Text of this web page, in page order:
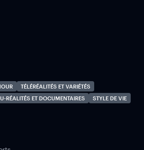
TÉLÉRÉALITÉS ET VARIÉTÉS
RÉALITÉS ET DOCUMENTAIRES
STYLE DE VIE